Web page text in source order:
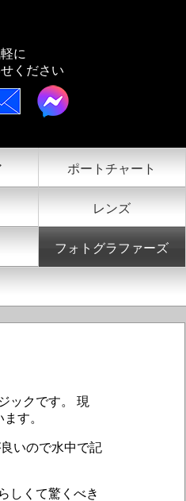
に
ください
ポートチャート
レンズ
フォトグラファーズ
ックです。 現
す。
いので水中で記
しくて驚くべき